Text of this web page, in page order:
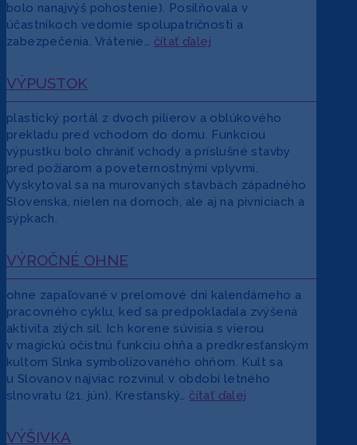
bolo nanajvýš pohostenie). Posilňovala v
účastníkoch vedomie spolupatričnosti a
zabezpečenia. Vrátenie… čítať ďalej
VÝPUSTOK
plastický portál z dvoch pilierov a oblúkového
prekladu pred vchodom do domu. Funkciou
výpustku bolo chrániť vchody a príslušné stavby
pred požiarom a poveternostnými vplyvmi.
Vyskytoval sa na murovaných stavbách západného
Slovenska, nielen na domoch, ale aj na pivniciach a
sýpkach.
VÝROČNÉ OHNE
ohne zapaľované v prelomové dni kalendárneho a
pracovného cyklu, keď sa predpokladala zvýšená
aktivita zlých síl. Ich korene súvisia s vierou
v magickú očistnú funkciu ohňa a predkresťanským
kultom Slnka symbolizovaného ohňom. Kult sa
u Slovanov najviac rozvinul v období letného
slnovratu (21. jún). Kresťanský… čítať ďalej
VÝŠIVKA